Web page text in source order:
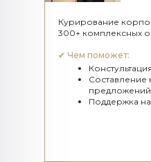
Курирование
300+ комплексных
✔ Чем поможет:
Составление
предложений
Поддержка на